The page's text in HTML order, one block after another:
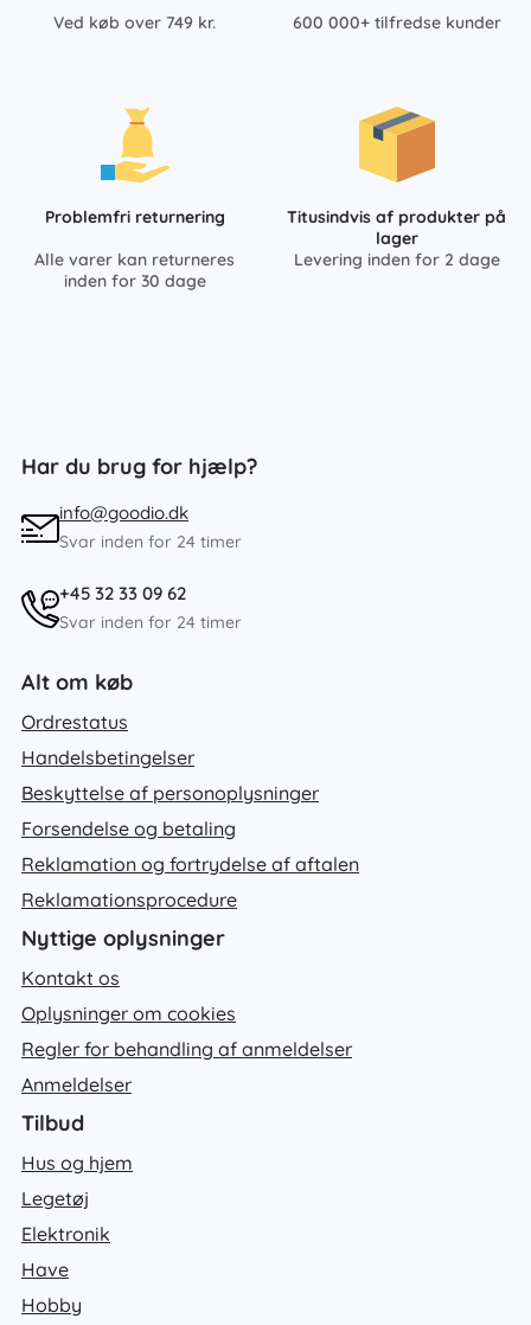
Ved køb over 749 kr.
600 000+ tilfredse kunder
Problemfri returnering
Alle varer kan returneres
inden for 30 dage
Titusindvis af produkter på
lager
Levering inden for 2 dage
Har du brug for hjælp?
info@goodio.dk
Svar inden for 24 timer
+45 32 33 09 62
Svar inden for 24 timer
Alt om køb
Ordrestatus
Handelsbetingelser
Beskyttelse af personoplysninger
Forsendelse og betaling
Reklamation og fortrydelse af aftalen
Reklamationsprocedure
Nyttige oplysninger
Kontakt os
Oplysninger om cookies
Regler for behandling af anmeldelser
Anmeldelser
Tilbud
Hus og hjem
Legetøj
Elektronik
Have
Hobby